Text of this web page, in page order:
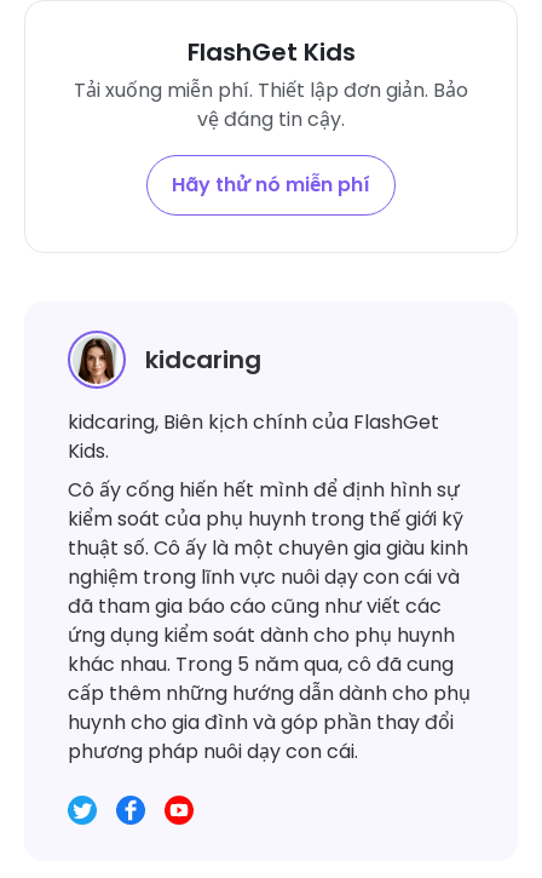
FlashGet Kids
Tải xuống miễn phí. Thiết lập đơn giản. Bảo
vệ đáng tin cậy.
Hãy thử nó miễn phí
kidcaring
kidcaring, Biên kịch chính của FlashGet
Kids.
Cô ấy cống hiến hết mình để định hình sự
kiểm soát của phụ huynh trong thế giới kỹ
thuật số. Cô ấy là một chuyên gia giàu kinh
nghiệm trong lĩnh vực nuôi dạy con cái và
đã tham gia báo cáo cũng như viết các
ứng dụng kiểm soát dành cho phụ huynh
khác nhau. Trong 5 năm qua, cô đã cung
cấp thêm những hướng dẫn dành cho phụ
huynh cho gia đình và góp phần thay đổi
phương pháp nuôi dạy con cái.